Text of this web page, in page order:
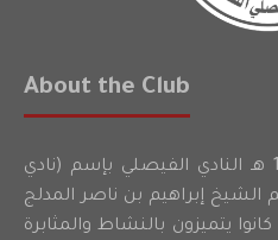
About the Club
أسس شباب حرمه عام 1374 هـ النادي الفيصلي بإسم (نادي
إبراهيم بن ناصر المدلج
يتميزون بالنشاط والمثابرة